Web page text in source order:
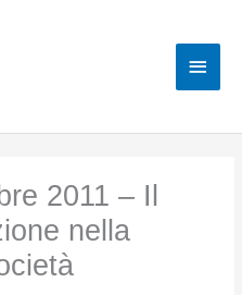
2011 – Il
nella